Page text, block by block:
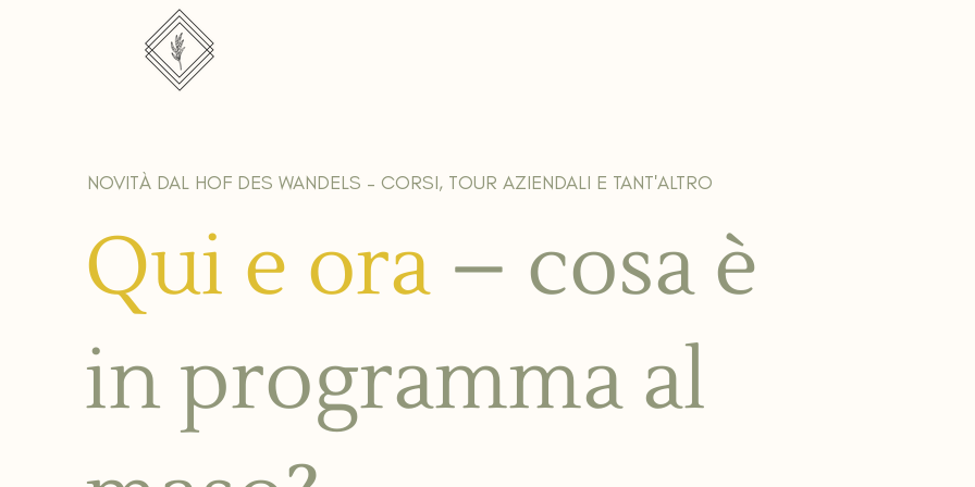
NOVITÀ DAL HOF DES WANDELS – CORSI, TOUR AZIENDALI E TANT'ALTRO
Qui e ora – cosa è
in programma al